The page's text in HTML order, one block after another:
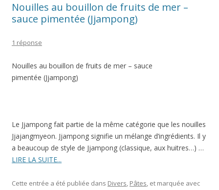
Nouilles au bouillon de fruits de mer –
sauce pimentée (Jjampong)
1 réponse
Nouilles au bouillon de fruits de mer – sauce
pimentée (Jjampong)
Le Jjampong fait partie de la même catégorie que les nouilles
Jjajangmyeon. Jjampong signifie un mélange d’ingrédients. Il y
a beaucoup de style de Jjampong (classique, aux huitres…) …
LIRE LA SUITE...
Cette entrée a été publiée dans Divers, Pâtes, et marquée avec